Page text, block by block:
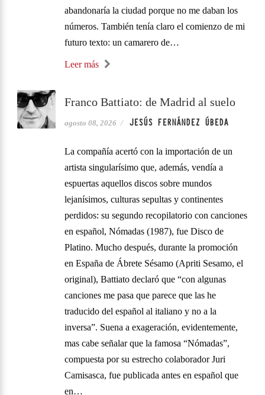
abandonaría la ciudad porque no me daban los
números. También tenía claro el comienzo de mi
futuro texto: un camarero de…
Leer más
Franco Battiato: de Madrid al suelo
agosto 08, 2026 / JESÚS FERNÁNDEZ ÚBEDA
La compañía acertó con la importación de un
artista singularísimo que, además, vendía a
espuertas aquellos discos sobre mundos
lejanísimos, culturas sepultas y continentes
perdidos: su segundo recopilatorio con canciones
en español, Nómadas (1987), fue Disco de
Platino. Mucho después, durante la promoción
en España de Ábrete Sésamo (Apriti Sesamo, el
original), Battiato declaró que “con algunas
canciones me pasa que parece que las he
traducido del español al italiano y no a la
inversa”. Suena a exageración, evidentemente,
mas cabe señalar que la famosa “Nómadas”,
compuesta por su estrecho colaborador Juri
Camisasca, fue publicada antes en español que
en…